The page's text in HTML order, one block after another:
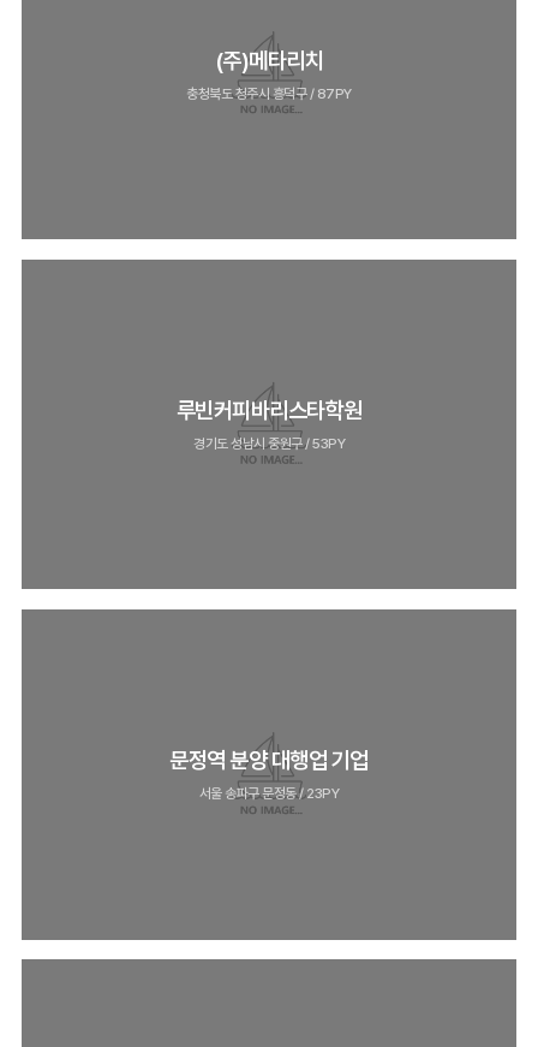
(주)메타리치
충청북도 청주시 흥덕구 / 87PY
루빈커피바리스타학원
경기도 성남시 중원구 / 53PY
문정역 분양 대행업 기업
서울 송파구 문정동 / 23PY